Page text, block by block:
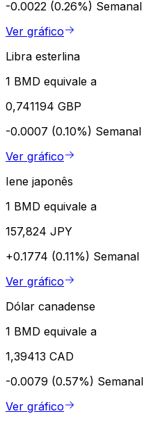
-0.0022 (0.26%) Semanal
Ver gráfico
Libra esterlina
1 BMD equivale a
0,741194 GBP
-0.0007 (0.10%) Semanal
Ver gráfico
Iene japonês
1 BMD equivale a
157,824 JPY
+0.1774 (0.11%) Semanal
Ver gráfico
Dólar canadense
1 BMD equivale a
1,39413 CAD
-0.0079 (0.57%) Semanal
Ver gráfico